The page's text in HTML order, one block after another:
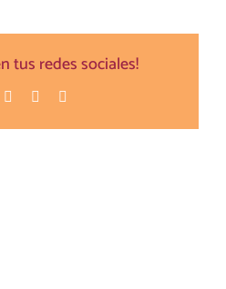
tus redes sociales!
TwitterPinterest